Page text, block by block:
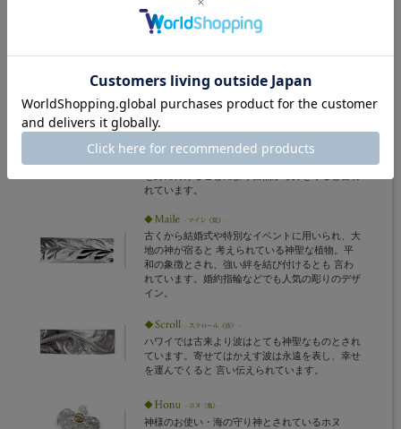
香りが高く生命力があふれる花として知られるプ
ルメリア。 ハワイを代表する伝説的な花で、歓
れています。
古くから結婚式や特別なイベントに用いられ、大
地の神が宿ると 考えられている神聖な植物。平
和の象徴とされ、強い絆を結び付けるとも 言わ
れています。婚約指輪などでも人気の彫りのデザ
イン。
ハワイでは古来より波はとても神聖なものとされ
ています。寄せてはかえす波は永遠を表し、幸せ
を運んでくると 言い伝えられています。
神様のお使い・海の守り神とされているホヌ